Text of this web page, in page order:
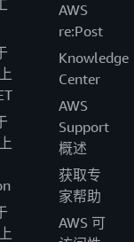
AWS
re:Post
Knowledge
Center
AWS
Support
概述
获取专
家帮助
AWS 可